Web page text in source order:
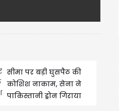
सीमा पर बड़ी घुसपैठ की
कोशिश नाकाम, सेना ने
पाकिस्तानी ड्रोन गिराया
के उपमुख्यमंत्री एकनाथ